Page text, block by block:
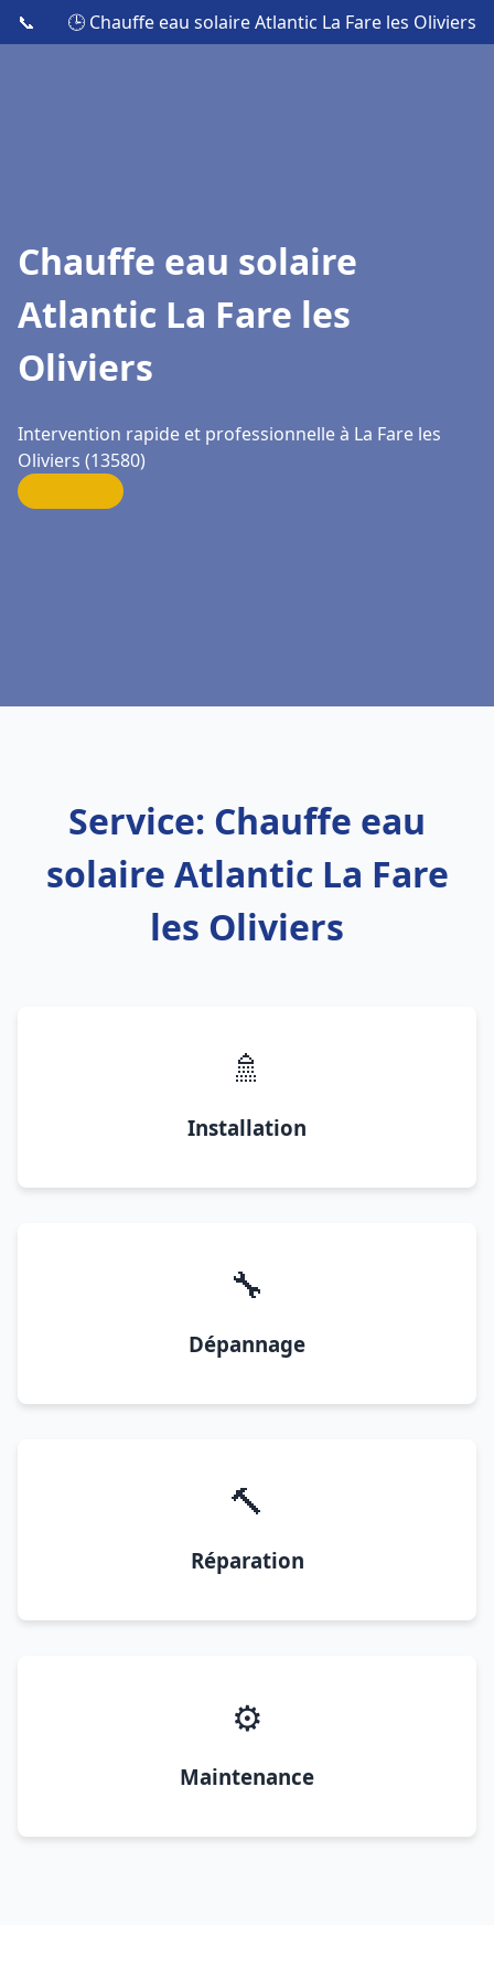
📞 🕒 Chauffe eau solaire Atlantic La Fare les Oliviers
Chauffe eau solaire
Atlantic La Fare les
Oliviers
Intervention rapide et professionnelle à La Fare les
Oliviers (13580)
Service: Chauffe eau
solaire Atlantic La Fare
les Oliviers
🚿
Installation
🔧
Dépannage
🔨
Réparation
⚙️
Maintenance